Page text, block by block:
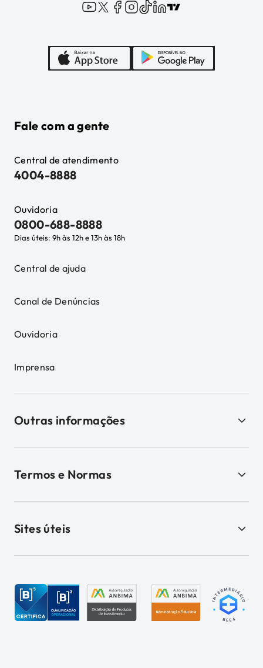
Fale com a gente
Central de atendimento
4004-8888
Ouvidoria
0800-688-8888
Dias úteis: 9h às 12h e 13h às 18h
Central de ajuda
Canal de Denúncias
Ouvidoria
Imprensa
Outras informações
Termos e Normas
Sites úteis